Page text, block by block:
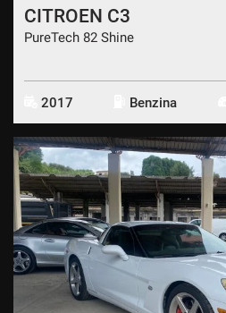
CITROEN C3
PureTech 82 Shine
2017 Benzina